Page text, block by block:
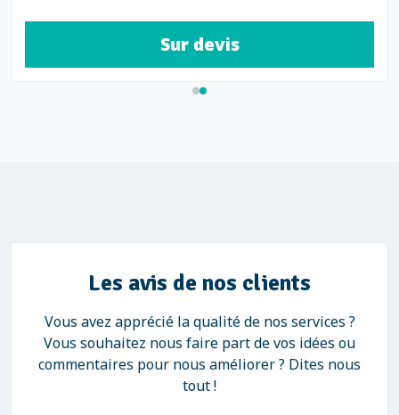
Sur devis
Les avis de nos clients
Vous avez apprécié la qualité de nos services ?
Vous souhaitez nous faire part de vos idées ou
commentaires pour nous améliorer ? Dites nous
tout !